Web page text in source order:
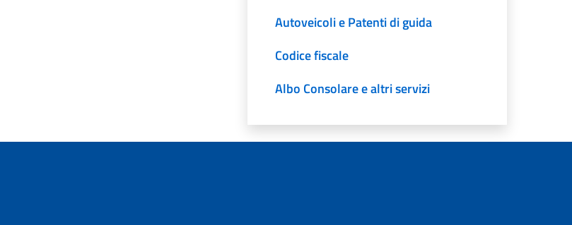
Autoveicoli e Patenti di guida
Codice fiscale
Albo Consolare e altri servizi